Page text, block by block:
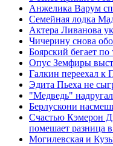
Анжелика Варум
Семейная лодка
Актера Ливанова
Чичерину снова
Боярский бегает
Опус Земфиры
Галкин переехал к
Эдита Пьеха не
"Медведь"
Берлускони
Счастью Кэмерон
помешает разница в
Могилевская и